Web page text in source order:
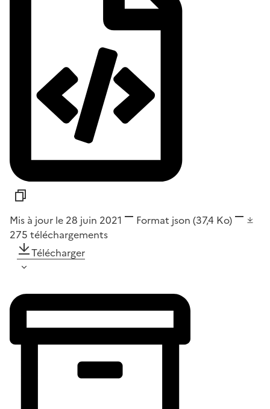
Mis à jour le 28 juin 2021 Format json (37,4 Ko)
275 téléchargements
Télécharger